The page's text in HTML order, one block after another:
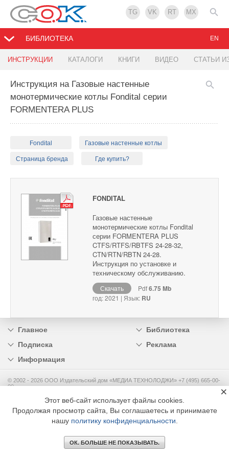
TG VK RT MX
БИБЛИОТЕКА
ИНСТРУКЦИИ КАТАЛОГИ КНИГИ ВИДЕО СТАТЬИ
EN
Инструкция на Газовые настенные
монотермические котлы Fondital серии
FORMENTERA PLUS
Fondital Газовые настенные котлы
Страница бренда Где купить?
FONDITAL
Газовые настенные
монотермические котлы Fondital
серии FORMENTERA PLUS
CTFS/RTFS/RBTFS 24-28-32,
CTN/RTN/RBTN 24-28.
Инструкция по установке и
техническому обслуживанию.
Скачать Pdf6.75 Mb
год: 2021 | Язык: RU
Главное
Библиотека
Подписка
Реклама
Информация
© 2002 - 2026 OOO Издательский дом «МЕДИА ТЕХНОЛОДЖИ» +7 (495) 665-00-
00
Этот веб-сайт использует файлы cookies.
Продолжая просмотр сайта, Вы соглашаетесь и принимаете
нашу политику конфиденциальности
ОК. БОЛЬШЕ НЕ ПОКАЗЫВАТЬ.
×